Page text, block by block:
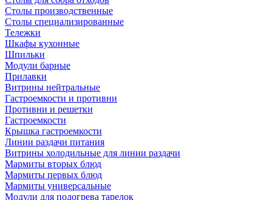
Столы производственные
Столы специализированные
Тележки
Шкафы кухонные
Шпильки
Модули барные
Прилавки
Витрины нейтральные
Гастроемкости и противни
Противни и решетки
Гастроемкости
Крышка гастроемкости
Линии раздачи питания
Витрины холодильные для линии раздачи
Мармиты вторых блюд
Мармиты первых блюд
Мармиты универсальные
Модули для подогрева тарелок